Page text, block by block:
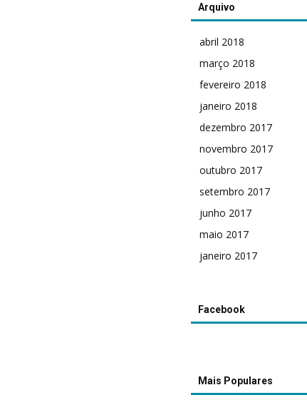
Arquivo
abril 2018
março 2018
fevereiro 2018
janeiro 2018
dezembro 2017
novembro 2017
outubro 2017
setembro 2017
junho 2017
maio 2017
janeiro 2017
Facebook
Mais Populares